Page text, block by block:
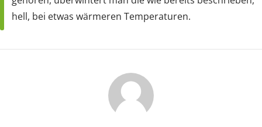
hell, bei etwas wärmeren Temperaturen.